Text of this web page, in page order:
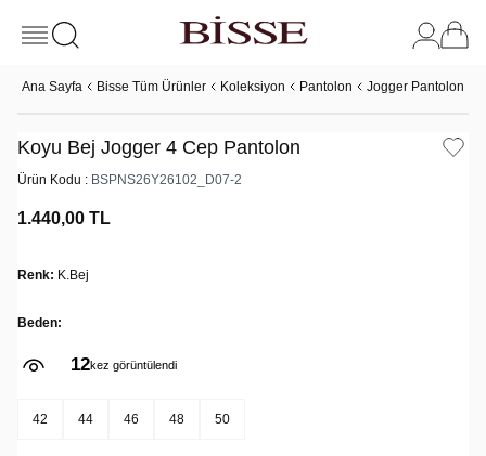
Ana Sayfa Bisse Tüm Ürünler Koleksiyon Pantolon Jogger Pantolon
Koyu Bej Jogger 4 Cep Pantolon
Ürün Kodu : BSPNS26Y26102_D07-2
1.440,00 TL
Renk: K.Bej
Beden:
12kez görüntülendi
42 44 46 48 50